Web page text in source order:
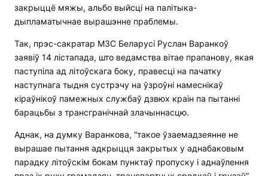
закрыццё мяжы, альбо выйсці на палітыка-
дыпламатычнае вырашэнне праблемы.
Так, прэс-сакратар МЗС Беларусі Руслан Варанкоў
заявіў 14 лістапада, што ведамства вітае прапанову, якая
паступіла ад літоўскага боку, правесці на пачатку
наступнага тыдня сустрэчу на ўзроўні намеснікаў
кіраўнікоў памежных службаў дзвюх краін па пытанні
барацьбы з трансгранічнай злачыннасцю.
Аднак, на думку Варанкова, “такое ўзаемадзеянне не
вырашае пытання адкрыцця закрытых у аднабаковым
парадку літоўскім бокам пунктаў пропуску і аднаўлення